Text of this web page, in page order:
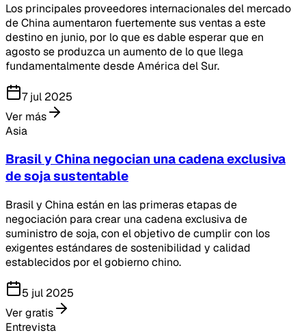
Los principales proveedores internacionales del mercado
de China aumentaron fuertemente sus ventas a este
destino en junio, por lo que es dable esperar que en
agosto se produzca un aumento de lo que llega
fundamentalmente desde América del Sur.
7 jul 2025
Ver más
Asia
Brasil y China negocian una cadena exclusiva
de soja sustentable
Brasil y China están en las primeras etapas de
negociación para crear una cadena exclusiva de
suministro de soja, con el objetivo de cumplir con los
exigentes estándares de sostenibilidad y calidad
establecidos por el gobierno chino.
5 jul 2025
Ver gratis
Entrevista